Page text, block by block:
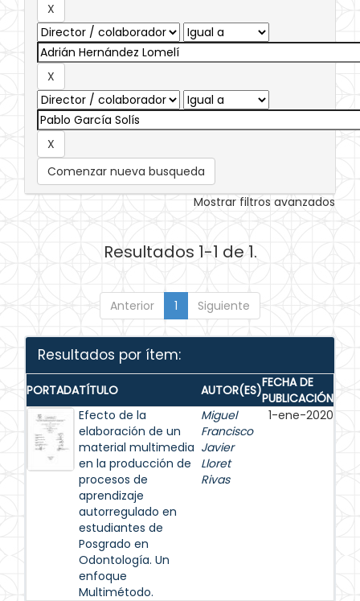
Comenzar nueva busqueda
Mostrar filtros avanzados
Resultados 1-1 de 1.
Anterior 1 Siguiente
Resultados por ítem:
PORTADATÍTULO AUTOR(ES)FECHA DE
PUBLICACIÓN
Efecto de la
elaboración de un
material multimedia
en la producción de
procesos de
aprendizaje
autorregulado en
estudiantes de
Posgrado en
Odontología. Un
enfoque
Multimétodo.
Miguel
Francisco
Javier
Lloret
Rivas
1-ene-2020